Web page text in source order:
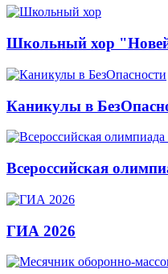
Школьный хор
Каникулы в
Всероссийская
ГИА 2026